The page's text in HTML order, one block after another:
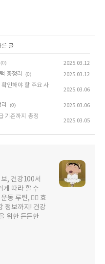
른 글
(0)
2025.03.12
총정리
(0)
2025.03.12
인해야 할 주요 사
2025.03.06
(0)
2025.03.06
기준까지 총정
2025.03.05
, 건강100서
게 따라 할 수
동 루틴, 🏃‍♂️ 효
정보까지! 건강
위한 든든한